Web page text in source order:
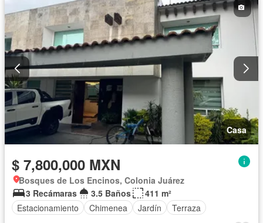
Casa
$ 7,800,000 MXN
Bosques de Los Encinos, Colonia Juárez
3 Recámaras
3.5 Baños
411 m²
Estacionamiento
Chimenea Jardín Terraza